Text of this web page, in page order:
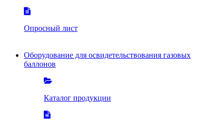
Опросный лист
Оборудование для освидетельствования газовых
баллонов
Каталог продукции